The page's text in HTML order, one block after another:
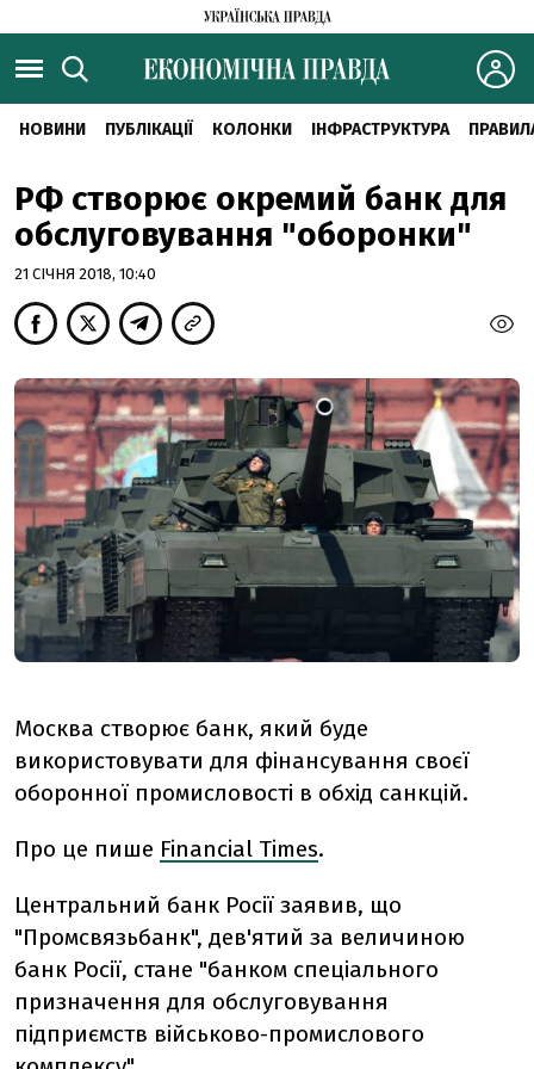
НОВИНИ ПУБЛІКАЦІЇ КОЛОНКИ ІНФРАСТРУКТУРА
РФ створює окремий банк для
обслуговування "оборонки"
21 СІЧНЯ 2018, 10:40
Москва створює банк, який буде
використовувати для фінансування своєї
оборонної промисловості в обхід санкцій.
Про це пише Financial Times.
Центральний банк Росії заявив, що
"Промсвязьбанк", дев'ятий за величиною
банк Росії, стане "банком спеціального
призначення для обслуговування
підприємств військово-промислового